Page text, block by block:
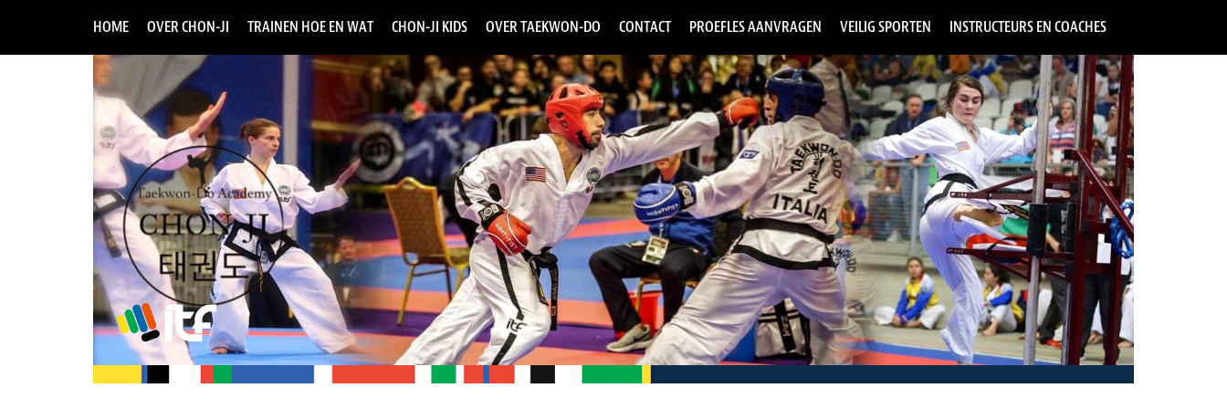
HOME OVER CHON-JI TRAINEN HOE EN WAT CHON-JI KIDS OVER TAEKWON-DO CONTACT PROEFLES AANVRAGEN VEILIG SPORTEN INSTRUCTEURS EN COACHES